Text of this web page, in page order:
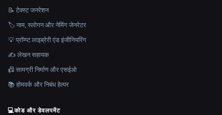
📝 टेक्स्ट जनरेशन
🏷️ नाम, स्लोगन और नेमिंग जेनरेटर
💡 प्रॉम्प्ट लाइब्रेरी एंड इंजीनियरिंग
✍️ लेखन सहायक
📠 सामग्री निर्माण और एसईओ
📚 होमवर्क और निबंध हेल्पर
💻कोड और डेवलपमेंट